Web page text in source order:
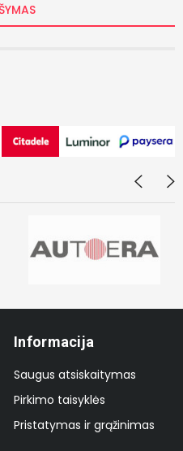
Informacija
Saugus atsiskaitymas
Pirkimo taisyklės
Pristatymas ir grąžinimas